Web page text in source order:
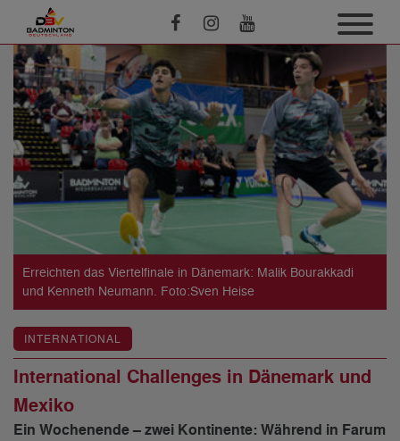
Erreichten das Viertelfinale in Dänemark: Malik Bourakkadi
und Kenneth Neumann. Foto:Sven Heise
INTERNATIONAL
International Challenges in Dänemark und
Mexiko
Ein Wochenende – zwei Kontinente: Während in Farum